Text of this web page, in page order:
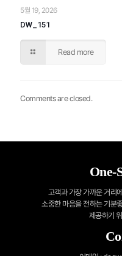
5월 19, 2026
DW_151
Read more
Comments are closed.
One-
고객과 가장 가까운 거리
소중한 마음을 전하는기분
제공하기